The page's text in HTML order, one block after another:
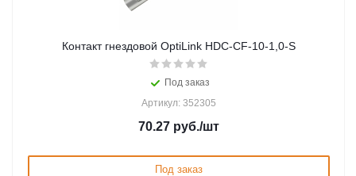
Контакт гнездовой OptiLink HDC-CF-10-1,0-S
Под заказ
Артикул: 352305
70.27 руб./шт
Под заказ